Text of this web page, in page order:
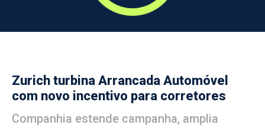
Zurich turbina Arrancada Automóvel
com novo incentivo para corretores
Companhia estende campanha, amplia